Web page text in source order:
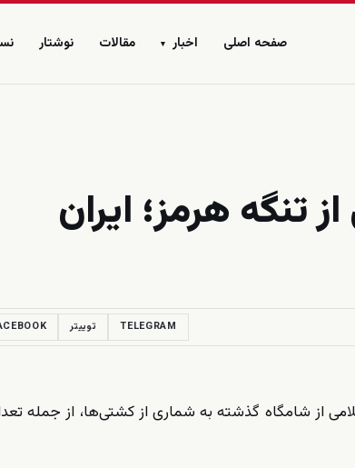
صفحه اصلی اخبار ▾ مقالات نوشتار
تنگه هرمز؛ ایران
TELEGRAM توییتر
از شامگاه گذشته به شماری از کشتی‌ها، از جمله